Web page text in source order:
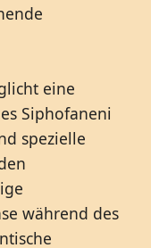
eine
Siphofaneni
spezielle
während des